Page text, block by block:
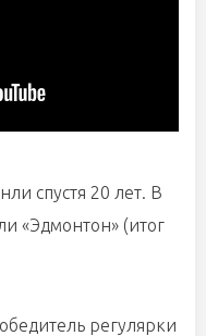
спустя 20 лет. В
«Эдмонтон» (итог
регулярки